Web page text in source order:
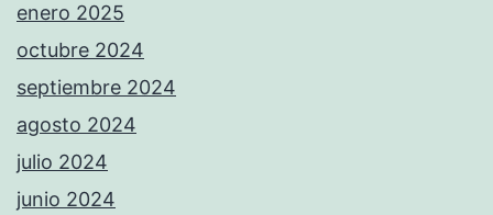
enero 2025
octubre 2024
septiembre 2024
agosto 2024
julio 2024
junio 2024